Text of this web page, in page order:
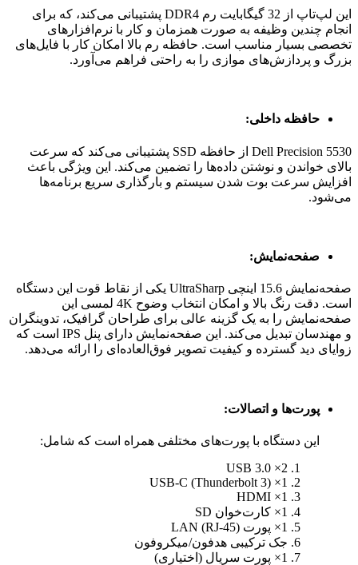
این لپ‌تاپ از 32 گیگابایت رم DDR4 پشتیبانی می‌کند، که برای
انجام چندین وظیفه به صورت همزمان و کار با نرم‌افزارهای
تخصصی بسیار مناسب است. حافظه رم بالا امکان کار با فایل‌های
بزرگ و پردازش‌های موازی را به راحتی فراهم می‌آورد.
حافظه داخلی:
Dell Precision 5530 از حافظه SSD پشتیبانی می‌کند که سرعت
بالای خواندن و نوشتن داده‌ها را تضمین می‌کند. این ویژگی باعث
افزایش سرعت بوت شدن سیستم و بارگذاری سریع برنامه‌ها
می‌شود.
صفحه‌نمایش:
صفحه‌نمایش 15.6 اینچی UltraSharp یکی از نقاط قوت این دستگاه
است. دقت رنگ بالا و امکان انتخاب وضوح 4K لمسی این
صفحه‌نمایش را به یک گزینه عالی برای طراحان گرافیک، تدوینگران
و مهندسان تبدیل می‌کند. این صفحه‌نمایش دارای پنل IPS است که
زوایای دید گسترده و کیفیت تصویر فوق‌العاده‌ای را ارائه می‌دهد.
پورت‌ها و اتصالات:
این دستگاه با پورت‌های مختلفی همراه است که شامل:
2× USB 3.0
1× USB-C (Thunderbolt 3)
1× HDMI
1× کارت‌خوان SD
1× پورت LAN (RJ-45)
جک ترکیبی هدفون/میکروفون
1× پورت سریال (اختیاری)